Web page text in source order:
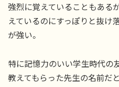
強烈に覚えていることもある
えているのにすっぽりと抜け
が強い。
特に記憶力のいい学生時代の
教えてもらった先生の名前だ